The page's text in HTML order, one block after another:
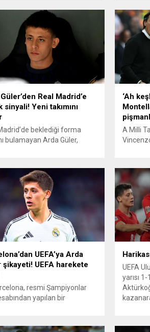
ne yazık ki bu heyecan, ilk iki
kaybederek turnuvaya veda
takım olmanın utancıyla
Yıllar sonra Dünya
katılmanın heyecanını
sırf...
süre
Benfica,
90+8.
kaldı.
Real Madrid’e
sinyali! Yeni takımını
beklediği forma
bulamayan Arda Güler,
göre, milli futbolcu 2026
Kupası’na hazır girmek için
fazla oynayabileceği bir
gitmeye sıcak bakıyor. Arda
sezon sonunda kiralık olarak
ayrılmayı planlıyor.
yıldız, daha fazla süre...
‘Ah
A Milli
UEFA
ile 0-0
Teknik...
UEFA’ya Arda
şikayeti! UEFA harekete
resmi Şampiyonlar
yapılan bir
UEFA’ya şikayette bulundu.
UEFA
yarısı